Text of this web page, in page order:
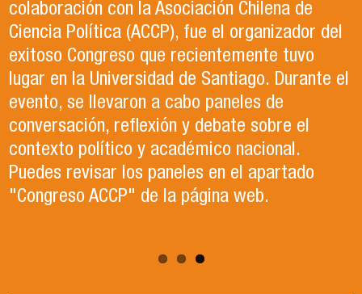
En el último episodio de Palabra FAHU,
programa desarrollado por la Facultad de
Humanidades y la Escuela de Periodismo de la
Universidad de Santiago para generar un
espacio de reflexión académica sobre temas
de la agenda actual, el Dr. Mauricio Olavarría,
Director del Departamento de Estudios
Políticos, analizó la crisis de seguridad que
enfrenta el país.
Internacionales de la Universidad de Santiago
en el año 2023. Actualmente, trabaja en lo que
ella describe como el trabajo de sus sueños
en la Organización de las Naciones Unidas para
la Alimentación y la Agricultura (FAO).
colaboración con la Asociación Chilena de
Ciencia Política (ACCP), fue el organizador del
exitoso Congreso que recientemente tuvo
lugar en la Universidad de Santiago. Durante el
evento, se llevaron a cabo paneles de
conversación, reflexión y debate sobre el
contexto político y académico nacional.
Puedes revisar los paneles en el apartado
"Congreso ACCP" de la página web.